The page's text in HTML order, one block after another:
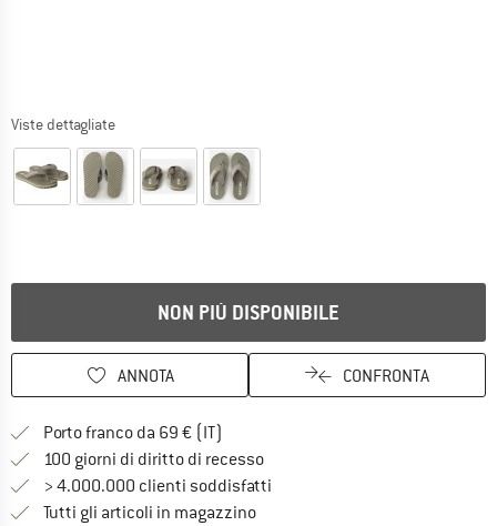
Viste dettagliate
NON PIÙ DISPONIBILE
ANNOTA CONFRONTA
Porto franco da 69 € (IT)
100 giorni di diritto di recessoVai alla politica di recesso qui
> 4.000.000 clienti soddisfatti
Tutti gli articoli in magazzino